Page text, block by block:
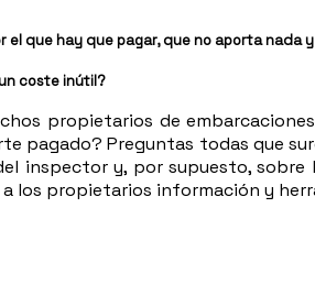
que hay que pagar, que no aporta nada
coste inútil?
propietarios de
pagado? Preguntas todas que
inspector y, por supuesto,
los propietarios información y